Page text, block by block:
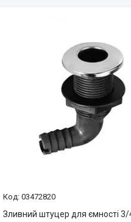
03472820
Зливний штуцер для ємності 3/